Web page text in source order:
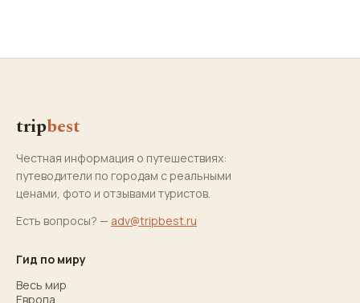
tripbest
Честная информация о путешествиях:
путеводители по городам с реальными
ценами, фото и отзывами туристов.
Есть вопросы? — adv@tripbest.ru
Гид по миру
Весь мир
Европа